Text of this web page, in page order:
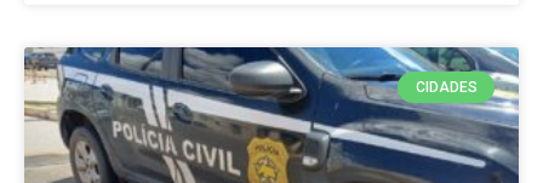
CIDADES